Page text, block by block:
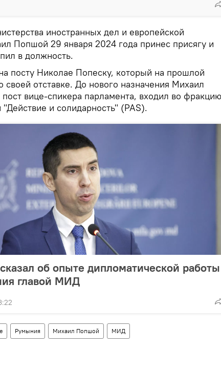
иностранных дел и европейской
Попшой 29 января 2024 года принес присягу и
в должность.
посту Николае Попеску, который на прошлой
своей отставке. До нового назначения Михаил
вице-спикера парламента, входил во фракцию
и солидарность" (PAS).
об опыте дипломатической работы
главой МИД
Румыния Михаил Попшой МИД